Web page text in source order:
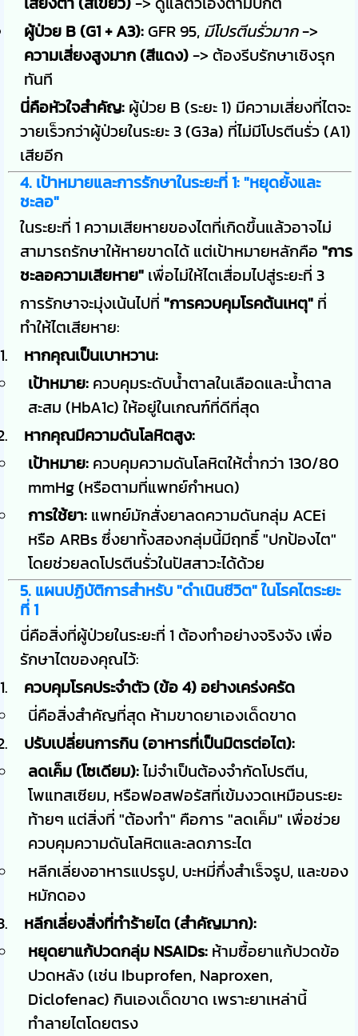
ผู้ป่วย B (G1 + A3):GFR 95, มีโปรตีนรั่วมาก->
ความเสี่ยงสูงมาก (สีแดง)-> ต้องรีบรักษาเชิงรุก
ทันที
นี่คือหัวใจสำคัญ: ผู้ป่วย B (ระยะ 1) มีความเสี่ยงที่ไตจะ
วายเร็วกว่าผู้ป่วยในระยะ 3 (G3a) ที่ไม่มีโปรตีนรั่ว (A1)
เสียอีก
4. เป้าหมายและการรักษาในระยะที่ 1: "หยุดยั้งและ
ชะลอ"
ในระยะที่ 1 ความเสียหายของไตที่เกิดขึ้นแล้วอาจไม่
สามารถรักษาให้หายขาดได้ แต่เป้าหมายหลักคือ "การ
ชะลอความเสียหาย" เพื่อไม่ให้ไตเสื่อมไปสู่ระยะที่ 3
การรักษาจะมุ่งเน้นไปที่ "การควบคุมโรคต้นเหตุ" ที่
ทำให้ไตเสียหาย:
หากคุณเป็นเบาหวาน:
เป้าหมาย: ควบคุมระดับน้ำตาลในเลือดและน้ำตาล
สะสม (HbA1c) ให้อยู่ในเกณฑ์ที่ดีที่สุด
หากคุณมีความดันโลหิตสูง:
เป้าหมาย: ควบคุมความดันโลหิตให้ต่ำกว่า 130/80
mmHg (หรือตามที่แพทย์กำหนด)
การใช้ยา: แพทย์มักสั่งยาลดความดันกลุ่ม ACEi
หรือ ARBs ซึ่งยาทั้งสองกลุ่มนี้มีฤทธิ์ "ปกป้องไต"
โดยช่วยลดโปรตีนรั่วในปัสสาวะได้ด้วย
5. แผนปฏิบัติการสำหรับ "ดำเนินชีวิต" ในโรคไตระยะ
ที่ 1
นี่คือสิ่งที่ผู้ป่วยในระยะที่ 1 ต้องทำอย่างจริงจัง เพื่อ
รักษาไตของคุณไว้:
ควบคุมโรคประจำตัว (ข้อ 4) อย่างเคร่งครัด
นี่คือสิ่งสำคัญที่สุด ห้ามขาดยาเองเด็ดขาด
ปรับเปลี่ยนการกิน (อาหารที่เป็นมิตรต่อไต):
ลดเค็ม (โซเดียม):ไม่จำเป็นต้องจำกัดโปรตีน,
โพแทสเซียม, หรือฟอสฟอรัสที่เข้มงวดเหมือนระยะ
ท้ายๆ แต่สิ่งที่ "ต้องทำ" คือการ "ลดเค็ม" เพื่อช่วย
ควบคุมความดันโลหิตและลดภาระไต
หลีกเลี่ยงอาหารแปรรูป, บะหมี่กึ่งสำเร็จรูป, และของ
หมักดอง
หลีกเลี่ยงสิ่งที่ทำร้ายไต (สำคัญมาก):
หยุดยาแก้ปวดกลุ่ม NSAIDs: ห้ามซื้อยาแก้ปวดข้อ
ปวดหลัง (เช่น Ibuprofen, Naproxen,
Diclofenac) กินเองเด็ดขาด เพราะยาเหล่านี้
ทำลายไตโดยตรง